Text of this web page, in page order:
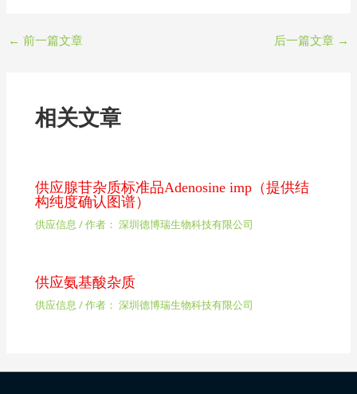
← 前一篇文章 后一篇文章 →
相关文章
供应腺苷杂质标准品Adenosine imp（提供结
构纯度确认图谱）
供应信息 / 作者： 深圳德博瑞生物科技有限公司
供应氨基酸杂质
供应信息 / 作者： 深圳德博瑞生物科技有限公司